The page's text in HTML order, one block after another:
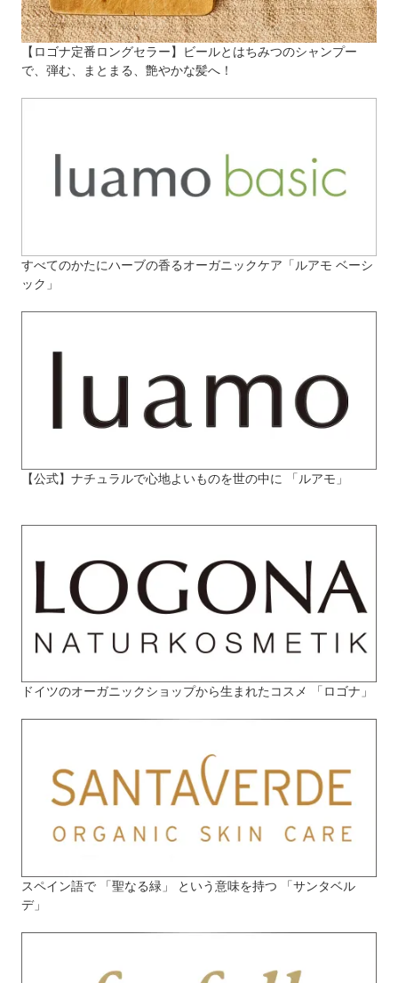
【ロゴナ定番ロングセラー】ビールとはちみつのシャンプー
で、弾む、まとまる、艶やかな髪へ！
すべてのかたにハーブの香るオーガニックケア「ルアモ ベーシ
ック」
【公式】ナチュラルで心地よいものを世の中に 「ルアモ」
ドイツのオーガニックショップから生まれたコスメ 「ロゴナ」
スペイン語で 「聖なる緑」 という意味を持つ 「サンタベル
デ」